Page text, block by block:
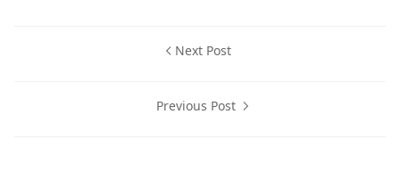
Next Post
Previous Post